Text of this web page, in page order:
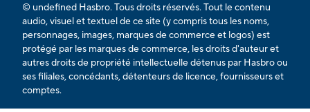
© undefined Hasbro. Tous droits réservés. Tout le contenu
audio, visuel et textuel de ce site (y compris tous les noms,
personnages, images, marques de commerce et logos) est
protégé par les marques de commerce, les droits d'auteur et
autres droits de propriété intellectuelle détenus par Hasbro ou
ses filiales, concédants, détenteurs de licence, fournisseurs et
comptes.